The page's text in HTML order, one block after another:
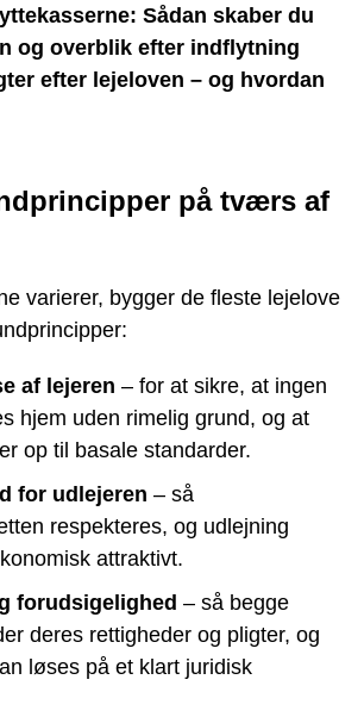
Sådan skaber du
og overblik efter indflytning
efter lejeloven – og hvordan
på tværs af
varierer, bygger de fleste lejelove
af lejeren – for at sikre, at ingen
hjem uden rimelig grund, og at
op til basale standarder.
for udlejeren – så
respekteres, og udlejning
attraktivt.
forudsigelighed – så begge
deres rettigheder og pligter, og
løses på et klart juridisk